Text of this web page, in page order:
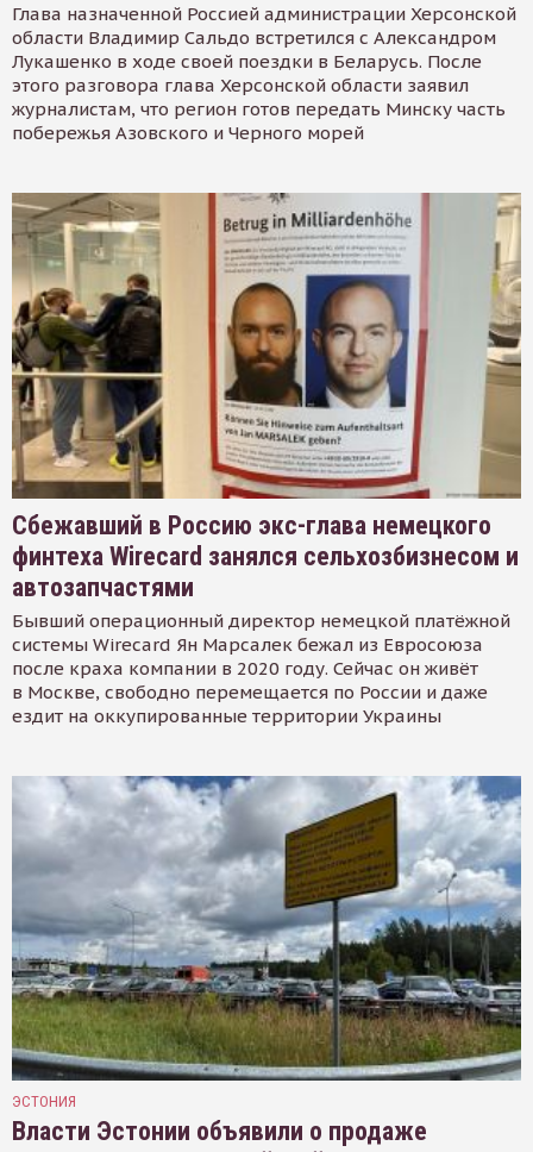
Глава назначенной Россией администрации Херсонской
области Владимир Сальдо встретился с Александром
Лукашенко в ходе своей поездки в Беларусь. После
этого разговора глава Херсонской области заявил
журналистам, что регион готов передать Минску часть
побережья Азовского и Черного морей
Сбежавший в Россию экс-глава немецкого
финтеха Wirecard занялся сельхозбизнесом и
автозапчастями
Бывший операционный директор немецкой платёжной
системы Wirecard Ян Марсалек бежал из Евросоюза
после краха компании в 2020 году. Сейчас он живёт
в Москве, свободно перемещается по России и даже
ездит на оккупированные территории Украины
ЭСТОНИЯ
Власти Эстонии объявили о продаже